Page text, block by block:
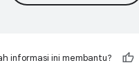
informasi ini membantu?